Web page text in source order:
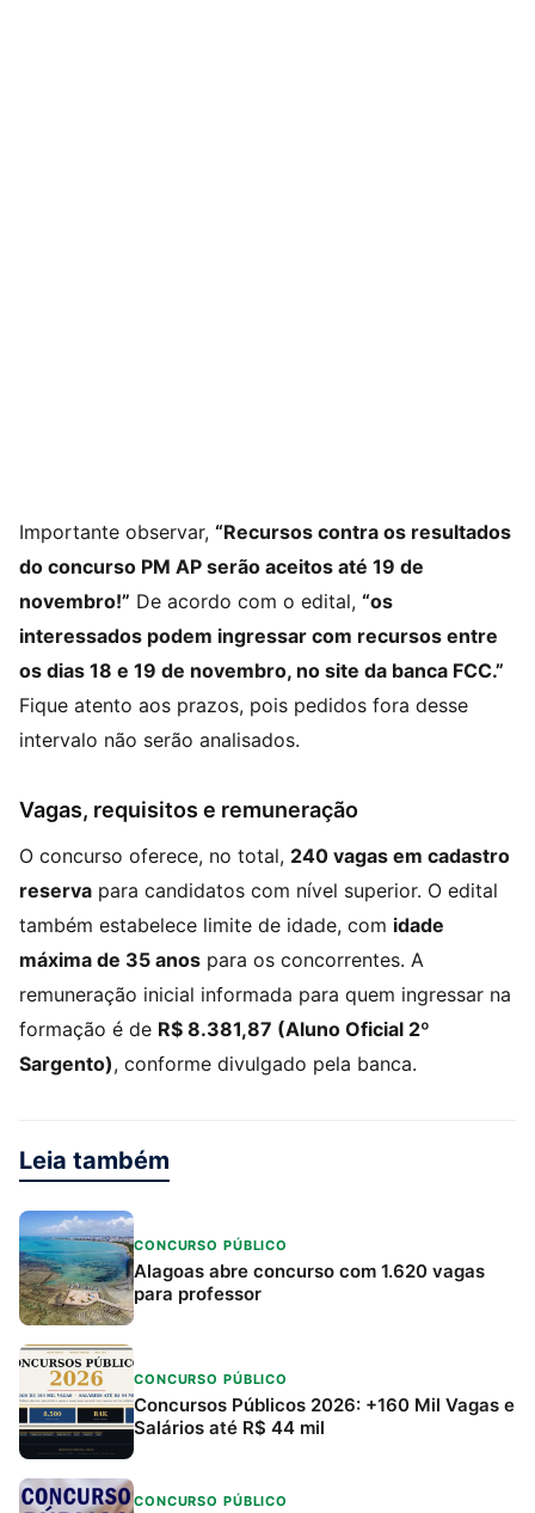
Importante observar, “Recursos contra os resultados
do concurso PM AP serão aceitos até 19 de
novembro!” De acordo com o edital, “os
interessados podem ingressar com recursos entre
os dias 18 e 19 de novembro, no site da banca FCC.”
Fique atento aos prazos, pois pedidos fora desse
intervalo não serão analisados.
Vagas, requisitos e remuneração
O concurso oferece, no total, 240 vagas em cadastro
reserva para candidatos com nível superior. O edital
também estabelece limite de idade, com idade
máxima de 35 anos para os concorrentes. A
remuneração inicial informada para quem ingressar na
formação é de R$ 8.381,87 (Aluno Oficial 2º
Sargento), conforme divulgado pela banca.
Leia também
CONCURSO PÚBLICO
Alagoas abre concurso com 1.620 vagas
para professor
CONCURSO PÚBLICO
Concursos Públicos 2026: +160 Mil Vagas e
Salários até R$ 44 mil
CONCURSO PÚBLICO